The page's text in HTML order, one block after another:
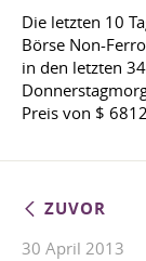
Die letzten 10
Börse Non-
in den letzten
Preis von $
ZUVOR
30 April 2013